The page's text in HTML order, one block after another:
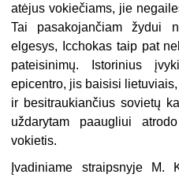
atėjus vokiečiams, jie
Tai pasakojančiam žydui
elgesys, Icchokas taip pat
pateisinimų. Istorinius
epicentro, jis baisisi
ir besitraukiančius sovietų
uždarytam paaugliui
vokietis.
Įvadiniame straipsnyje M.